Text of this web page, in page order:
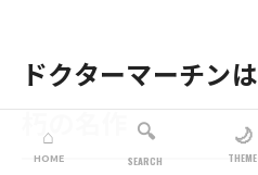
ドクターマーチンは
朽の名作
⌂
HOME
🔍
SEARCH
🌙
THEME